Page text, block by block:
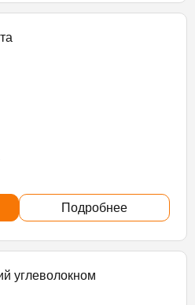
Подробнее